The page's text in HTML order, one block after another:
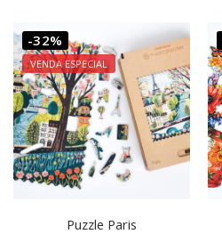
-32%
VENDA ESPECIAL
Puzzle Paris